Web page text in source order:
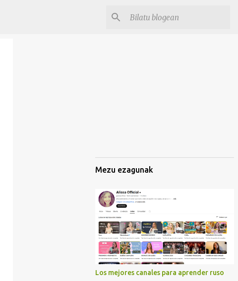
Mezu ezagunak
Los mejores canales para aprender ruso